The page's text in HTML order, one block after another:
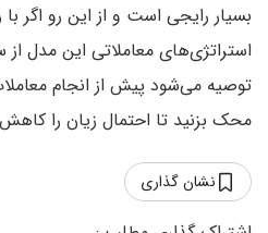
بسیار رایجی است و از این رو اگر
استراتژی‌های معاملاتی این مدل از
توصیه می‌شود پیش از انجام
محک بزنید تا احتمال زیان را
نشان گذاری